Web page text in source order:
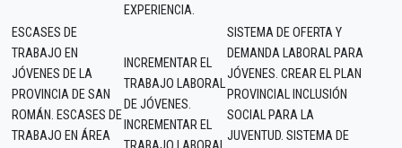
EXPERIENCIA.
ESCASES DE
TRABAJO EN
JÓVENES DE LA
PROVINCIA DE SAN
ROMÁN. ESCASES DE
TRABAJO EN ÁREA
INCREMENTAR EL
TRABAJO LABORAL
DE JÓVENES.
INCREMENTAR EL
SISTEMA DE OFERTA Y
DEMANDA LABORAL PARA
JÓVENES. CREAR EL PLAN
PROVINCIAL INCLUSIÓN
SOCIAL PARA LA
JUVENTUD. SISTEMA DE